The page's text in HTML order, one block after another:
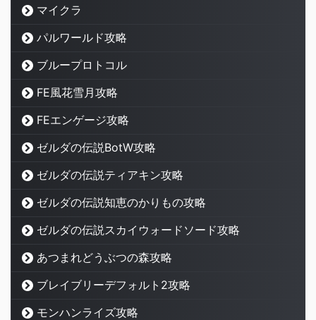
マイクラ
パルワールド攻略
ブループロトコル
FE風花雪月攻略
FEエンゲージ攻略
ゼルダの伝説BotW攻略
ゼルダの伝説ティアキン攻略
ゼルダの伝説知恵のかりもの攻略
ゼルダの伝説スカイウォードソード攻略
あつまれどうぶつの森攻略
ブレイブリーデフォルト2攻略
モンハンライズ攻略